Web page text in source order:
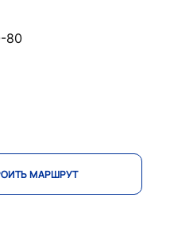
80
МАРШРУТ